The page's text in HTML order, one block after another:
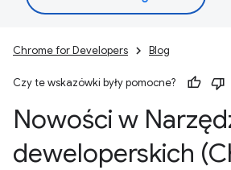
Chrome for Developers Blog
Czy te wskazówki były pomocne?
Nowości w
deweloperskich